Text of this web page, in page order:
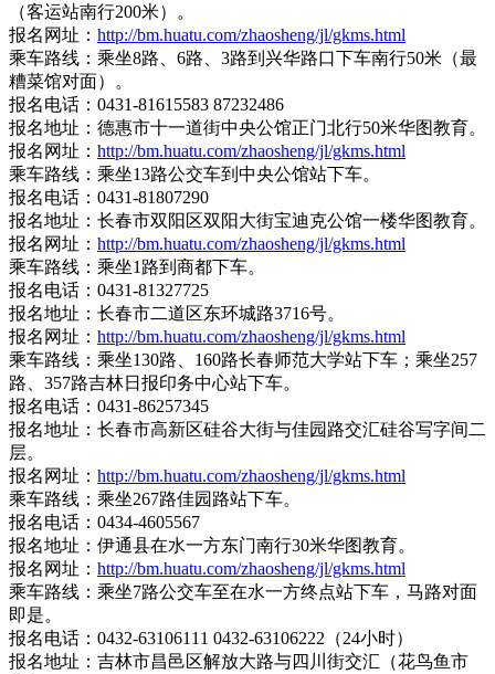
（客运站南行200米）。
报名网址： http://bm.huatu.com/zhaosheng/jl/gkms.html
乘车路线：乘坐8路、6路、3路到兴华路口下车南行50米（最
糟菜馆对面）。
报名电话：0431-81615583 87232486
报名地址：德惠市十一道街中央公馆正门北行50米华图教育。
报名网址： http://bm.huatu.com/zhaosheng/jl/gkms.html
乘车路线：乘坐13路公交车到中央公馆站下车。
报名电话：0431-81807290
报名地址：长春市双阳区双阳大街宝迪克公馆一楼华图教育。
报名网址： http://bm.huatu.com/zhaosheng/jl/gkms.html
乘车路线：乘坐1路到商都下车。
报名电话：0431-81327725
报名地址：长春市二道区东环城路3716号。
报名网址： http://bm.huatu.com/zhaosheng/jl/gkms.html
乘车路线：乘坐130路、160路长春师范大学站下车；乘坐257
路、357路吉林日报印务中心站下车。
报名电话：0431-86257345
报名地址：长春市高新区硅谷大街与佳园路交汇硅谷写字间二
层。
报名网址： http://bm.huatu.com/zhaosheng/jl/gkms.html
乘车路线：乘坐267路佳园路站下车。
报名电话：0434-4605567
报名地址：伊通县在水一方东门南行30米华图教育。
报名网址： http://bm.huatu.com/zhaosheng/jl/gkms.html
乘车路线：乘坐7路公交车至在水一方终点站下车，马路对面
即是。
报名电话：0432-63106111 0432-63106222（24小时）
报名地址：吉林市昌邑区解放大路与四川街交汇（花鸟鱼市